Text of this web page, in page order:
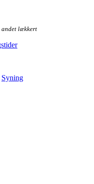
andet lækkert
Syning